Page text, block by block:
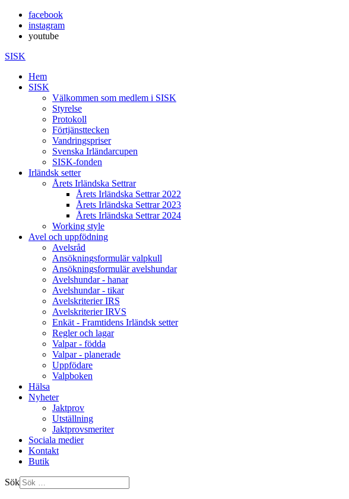
facebook
instagram
youtube
SISK
Hem
SISK
Välkommen som medlem i SISK
Styrelse
Protokoll
Förtjänsttecken
Vandringspriser
Svenska Irländarcupen
SISK-fonden
Irländsk setter
Årets Irländska Settrar
Årets Irländska Settrar 2022
Årets Irländska Settrar 2023
Årets Irländska Settrar 2024
Working style
Avel och uppfödning
Avelsråd
Ansökningsformulär valpkull
Ansökningsformulär avelshundar
Avelshundar - hanar
Avelshundar - tikar
Avelskriterier IRS
Avelskriterier IRVS
Enkät - Framtidens Irländsk setter
Regler och lagar
Valpar - födda
Valpar - planerade
Uppfödare
Valpboken
Hälsa
Nyheter
Jaktprov
Utställning
Jaktprovsmeriter
Sociala medier
Kontakt
Butik
Sök